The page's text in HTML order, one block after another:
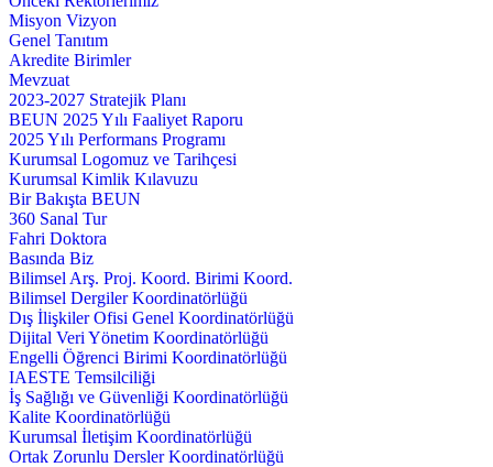
Misyon Vizyon
Genel Tanıtım
Akredite Birimler
Mevzuat
2023-2027 Stratejik Planı
BEUN 2025 Yılı Faaliyet Raporu
2025 Yılı Performans Programı
Kurumsal Logomuz ve Tarihçesi
Kurumsal Kimlik Kılavuzu
Bir Bakışta BEUN
360 Sanal Tur
Fahri Doktora
Basında Biz
Bilimsel Arş. Proj. Koord. Birimi Koord.
Bilimsel Dergiler Koordinatörlüğü
Dış İlişkiler Ofisi Genel Koordinatörlüğü
Dijital Veri Yönetim Koordinatörlüğü
Engelli Öğrenci Birimi Koordinatörlüğü
IAESTE Temsilciliği
İş Sağlığı ve Güvenliği Koordinatörlüğü
Kalite Koordinatörlüğü
Kurumsal İletişim Koordinatörlüğü
Ortak Zorunlu Dersler Koordinatörlüğü